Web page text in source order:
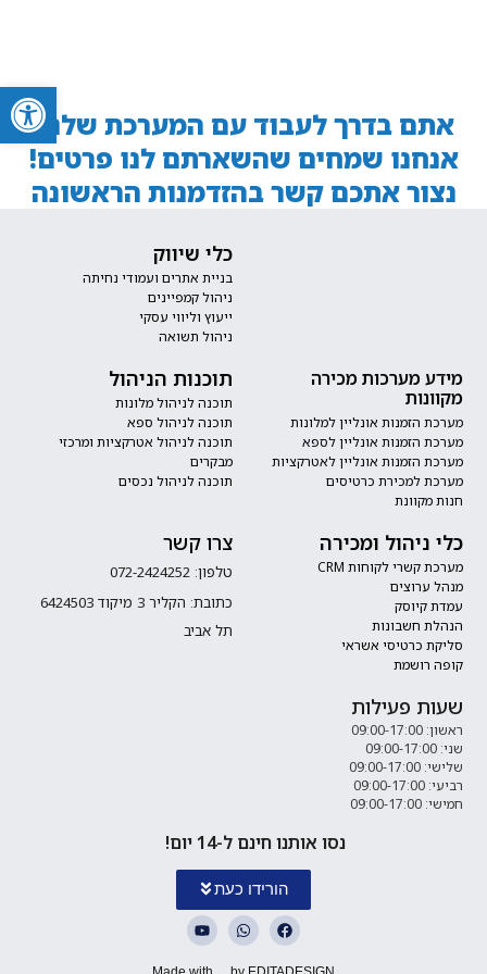
אתם בדרך לעבוד עם המערכת שלנו!
אנחנו שמחים שהשארתם לנו פרטים!
נצור אתכם קשר בהזדמנות הראשונה
כלי שיווק
בניית אתרים ועמודי נחיתה
ניהול קמפיינים
ייעוץ וליווי עסקי
ניהול תשואה
מידע מערכות מכירה
מקוונות
מערכת הזמנות אונליין למלונות
מערכת הזמנות אונליין לספא
מערכת הזמנות אונליין לאטרקציות
מערכת למכירת כרטיסים
חנות מקוונת
תוכנות הניהול
תוכנה לניהול מלונות
תוכנה לניהול ספא
תוכנה לניהול אטרקציות ומרכזי
מבקרים
תוכנה לניהול נכסים
כלי ניהול ומכירה
מערכת קשרי לקוחות CRM
מנהל ערוצים
עמדת קיוסק
הנהלת חשבונות
סליקת כרטיסי אשראי
קופה רושמת
צרו קשר
טלפון: 072-2424252
כתובת: הקליר 3 מיקוד 6424503
תל אביב
שעות פעילות
ראשון: 09:00-17:00
שני: 09:00-17:00
שלישי: 09:00-17:00
רביעי: 09:00-17:00
חמישי: 09:00-17:00
נסו אותנו חינם ל-14 יום!
הורידו כעת
פתח